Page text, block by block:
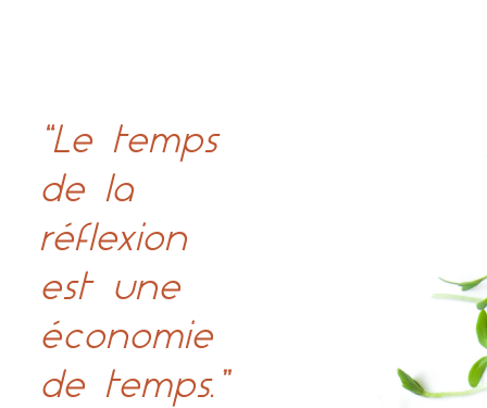
“Le temps
de la
réflexion
est une
économie
de temps.”